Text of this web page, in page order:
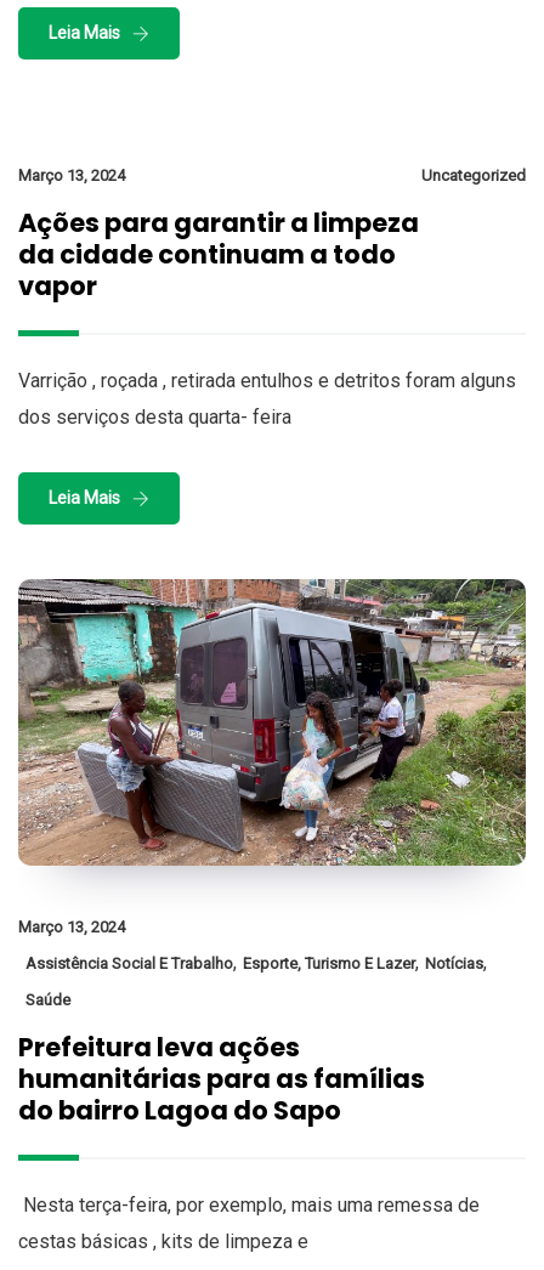
Leia Mais
Março 13, 2024 Uncategorized
Ações para garantir a limpeza
da cidade continuam a todo
vapor
Varrição , roçada , retirada entulhos e detritos foram alguns
dos serviços desta quarta- feira
Leia Mais
Março 13, 2024
Assistência Social E Trabalho, Esporte, Turismo E Lazer, Notícias,
Saúde
Prefeitura leva ações
humanitárias para as famílias
do bairro Lagoa do Sapo
Nesta terça-feira, por exemplo, mais uma remessa de
cestas básicas , kits de limpeza e